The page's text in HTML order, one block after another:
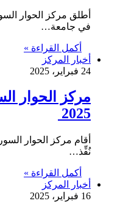
أطلق مركز الحوار
في جامعة…
أكمل القراءة »
أخبار المركز
24 فبراير، 2025
2025
أقام مركز الحوار
نُفِّذ…
أكمل القراءة »
أخبار المركز
16 فبراير، 2025